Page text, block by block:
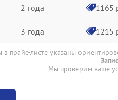
2 года 1165
3 года 1215
в прайс-листе указаны
Мы проверим ваше